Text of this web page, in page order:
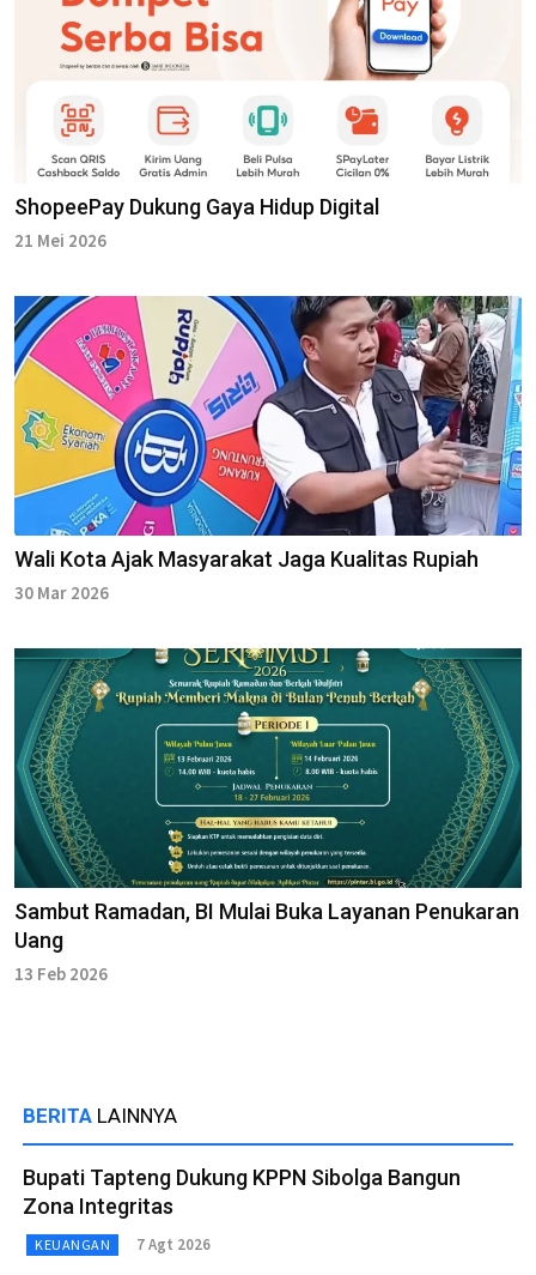
ShopeePay Dukung Gaya Hidup Digital
21 Mei 2026
Wali Kota Ajak Masyarakat Jaga Kualitas Rupiah
30 Mar 2026
Sambut Ramadan, BI Mulai Buka Layanan Penukaran
Uang
13 Feb 2026
BERITA LAINNYA
Bupati Tapteng Dukung KPPN Sibolga Bangun
Zona Integritas
KEUANGAN 7 Agt 2026